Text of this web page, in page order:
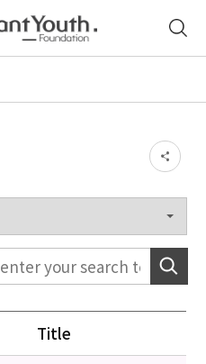
Title